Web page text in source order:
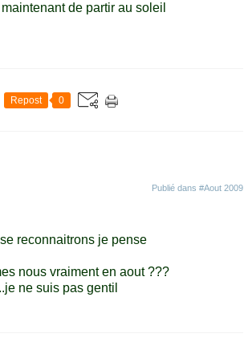
de partir au soleil
Repost 0
Publié dans #Aout 2009
reconnaitrons je pense
nous vraiment en aout ???
ne suis pas gentil